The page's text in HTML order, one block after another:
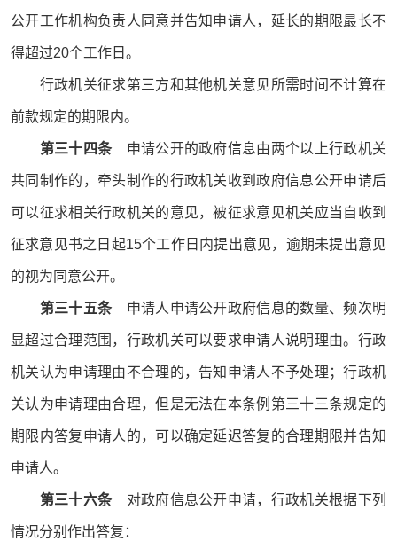
公开工作机构负责人同意并告知申请人，延长的期限最长不
得超过20个工作日。
行政机关征求第三方和其他机关意见所需时间不计算在
前款规定的期限内。
第三十四条申请公开的政府信息由两个以上行政机关
共同制作的，牵头制作的行政机关收到政府信息公开申请后
可以征求相关行政机关的意见，被征求意见机关应当自收到
征求意见书之日起15个工作日内提出意见，逾期未提出意见
的视为同意公开。
第三十五条申请人申请公开政府信息的数量、频次明
显超过合理范围，行政机关可以要求申请人说明理由。行政
机关认为申请理由不合理的，告知申请人不予处理；行政机
关认为申请理由合理，但是无法在本条例第三十三条规定的
期限内答复申请人的，可以确定延迟答复的合理期限并告知
申请人。
第三十六条对政府信息公开申请，行政机关根据下列
情况分别作出答复：